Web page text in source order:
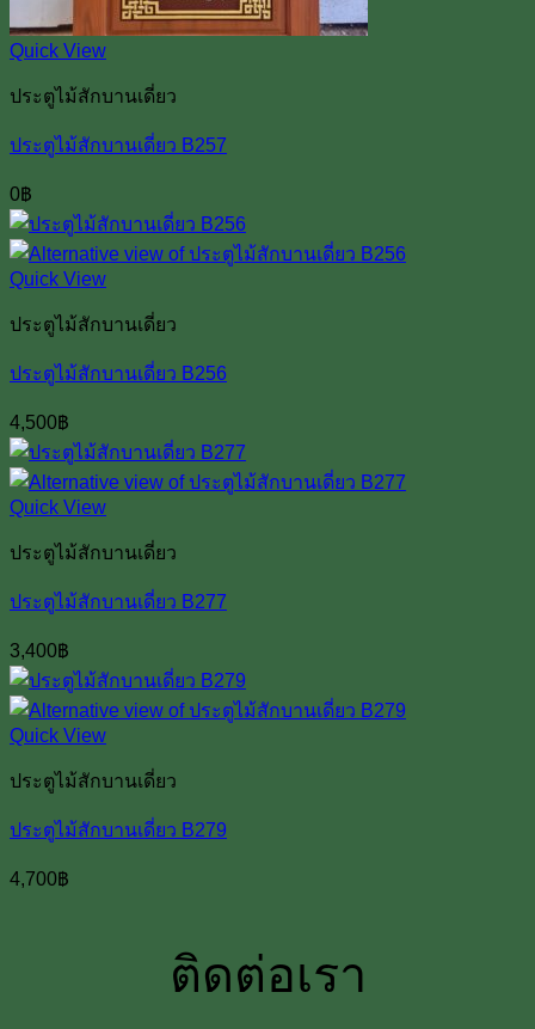
Quick View
ประตูไม้สักบานเดี่ยว
ประตูไม้สักบานเดี่ยว B257
0฿
Quick View
ประตูไม้สักบานเดี่ยว
ประตูไม้สักบานเดี่ยว B256
4,500฿
Quick View
ประตูไม้สักบานเดี่ยว
ประตูไม้สักบานเดี่ยว B277
3,400฿
Quick View
ประตูไม้สักบานเดี่ยว
ประตูไม้สักบานเดี่ยว B279
4,700฿
ติดต่อเรา